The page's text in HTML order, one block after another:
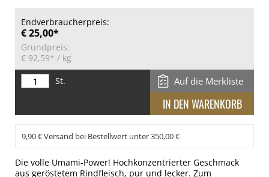
Endverbraucherpreis:
€ 25,00*
Grundpreis:
€ 92,59* / kg
St.
Auf die Merkliste
9,90 € Versand bei Bestellwert unter 350,00 €
Die volle Umami-Power! Hochkonzentrierter Geschmack
aus geröstetem Rindfleisch, pur und lecker. Zum